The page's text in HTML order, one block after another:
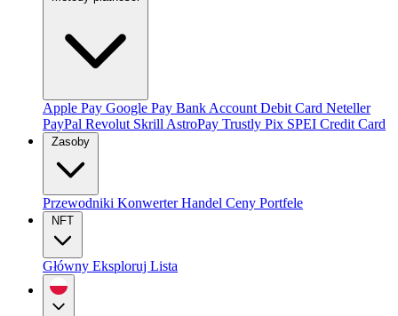
Apple Pay Google Pay Bank Account Debit Card Neteller
PayPal Revolut Skrill AstroPay Trustly Pix SPEI Credit Card
Zasoby
Przewodniki KonwerterHandel Ceny Portfele
NFT
Główny Eksploruj Lista